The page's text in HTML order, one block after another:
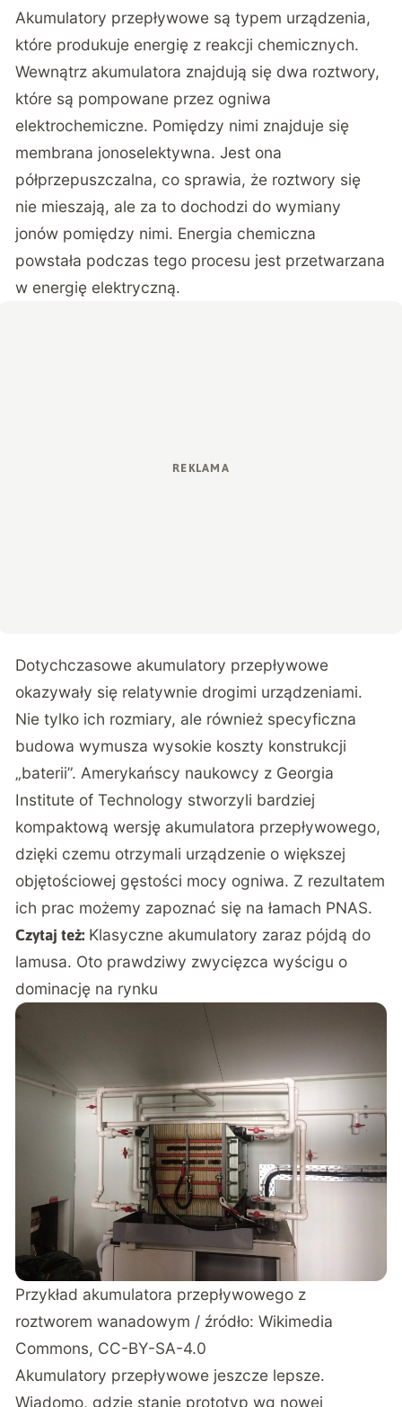
Akumulatory przepływowe są typem urządzenia,
które produkuje energię z reakcji chemicznych.
Wewnątrz akumulatora znajdują się dwa roztwory,
które są pompowane przez ogniwa
elektrochemiczne. Pomiędzy nimi znajduje się
membrana jonoselektywna. Jest ona
półprzepuszczalna, co sprawia, że roztwory się
nie mieszają, ale za to dochodzi do wymiany
jonów pomiędzy nimi. Energia chemiczna
powstała podczas tego procesu jest przetwarzana
w energię elektryczną.
Dotychczasowe akumulatory przepływowe
okazywały się relatywnie drogimi urządzeniami.
Nie tylko ich rozmiary, ale również specyficzna
budowa wymusza wysokie koszty konstrukcji
„baterii”. Amerykańscy naukowcy z Georgia
Institute of Technology stworzyli bardziej
kompaktową wersję akumulatora przepływowego,
dzięki czemu otrzymali urządzenie o większej
objętościowej gęstości mocy ogniwa. Z rezultatem
ich prac możemy zapoznać się na łamach PNAS.
Czytaj też: Klasyczne akumulatory zaraz pójdą do
lamusa. Oto prawdziwy zwycięzca wyścigu o
dominację na rynku
Przykład akumulatora przepływowego z
roztworem wanadowym / źródło: Wikimedia
Commons, CC-BY-SA-4.0
Akumulatory przepływowe jeszcze lepsze.
Wiadomo, gdzie stanie prototyp wg nowej